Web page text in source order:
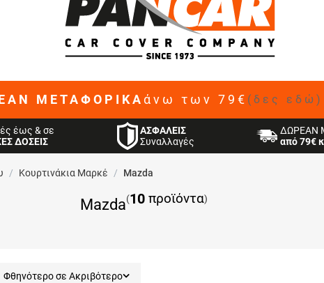
ΜΕΤΑΦΟΡΙΚΑ άνω των 79€ (δες εδώ)
έως & σε
ΔΟΣΕΙΣ
ΑΣΦΑΛΕΙΣ
Συναλλαγές
ΔΩΡΕΑΝ
από 79€
/ Κουρτινάκια Μαρκέ / Mazda
Mazda(10 προϊόντα)
Φθηνότερο σε Ακριβότερο